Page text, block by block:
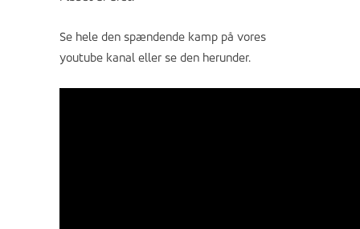
Se hele den spændende kamp på vores
youtube kanal eller se den herunder.